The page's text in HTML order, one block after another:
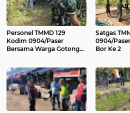
Personel TMMD 129
Kodim 0904/Paser
Bersama Warga Gotong
Satgas
0904/
Bor Ke 2